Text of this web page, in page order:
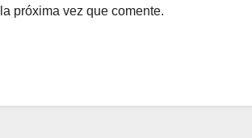
próxima vez que comente.